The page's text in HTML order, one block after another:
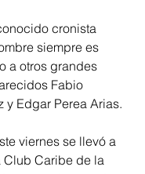
cronista
siempre es
a otros grandes
Fabio
y Edgar Perea Arias.
viernes se llevó a
Club Caribe de la